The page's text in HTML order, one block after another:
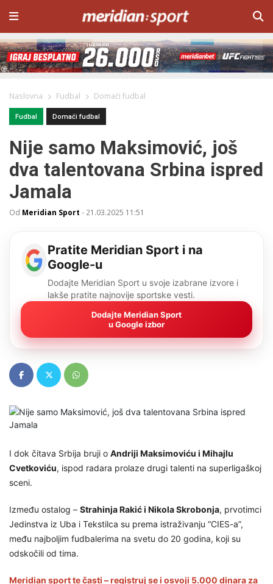
Naslovna Fudbal Domaći fudbal
Fudbal Domaći fudbal
Nije samo Maksimović, još
dva talentovana Srbina ispred
Jamala
Od Meridian Sport - 21.03.2025 11:51
Pratite Meridian Sport i na
Google-u
Dodajte Meridian Sport u svoje izabrane izvore i
lakše pratite najnovije sportske vesti.
Dodajte Meridian Sport
u Google izbor
I dok čitava Srbija bruji o Andriji Maksimoviću i Mihajlu
Cvetkoviću, ispod radara prolaze drugi talenti na superligaškoj
sceni.
Između ostalog – Strahinja Rakić i Nikola Skrobonja, prvotimci
Jedinstva iz Uba i Tekstilca su prema istraživanju “CIES-a”,
među najboljim fudbalerima na svetu do 20 godina, koji su
odskočili od tima.
Meridian sport te časti – registruj se i osvoji 5.000 dinara za